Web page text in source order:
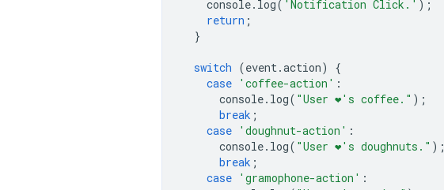
console. log( 'Notification Click.' );
return ;
}
switch (event.action)
{
case 'coffee-action' :
console. log( "User ❤️️'s coffee." );
break ;
case 'doughnut-action' :
console. log( "User ❤️️'s doughnuts." );
break ;
case 'gramophone-action' :